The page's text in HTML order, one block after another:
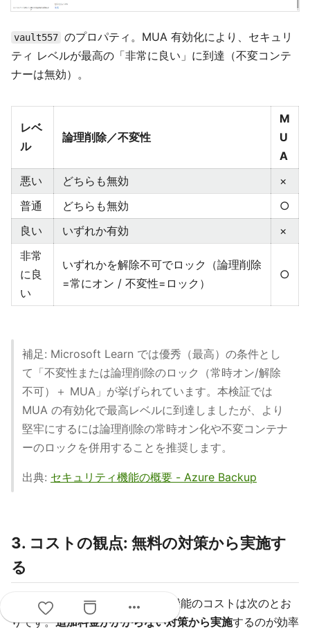
vault557 のプロパティ。MUA 有効化により、セキュリ
ティ レベルが最高の「非常に良い」に到達（不変コンテ
ナーは無効）。
レベ
ル
論理削除／不変性
M
U
A
悪い
どちらも無効
×
普通
どちらも無効
○
良い
いずれか有効
×
非常
に良
い
いずれかを解除不可でロック（論理削除
=常にオン / 不変性=ロック）
○
補足: Microsoft Learn では優秀（最高）の条件とし
て「不変性または論理削除のロック（常時オン/解除
不可）＋ MUA」が挙げられています。本検証では
MUA の有効化で最高レベルに到達しましたが、より
堅牢にするには論理削除の常時オン化や不変コンテナ
ーのロックを併用することを推奨します。
出典: セキュリティ機能の概要 - Azure Backup
3. コストの観点: 無料の対策から実施す
る
セキュリティ レベルを上げる各機能のコストは次のとお
りです。追加料金がかからない対策から実施するのが効率
more_horiz